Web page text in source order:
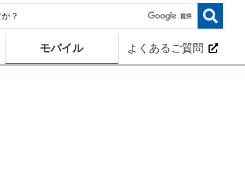
モバイル よくあるご質問